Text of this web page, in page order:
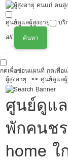
ศูนย์ดูแลผู้สูงอายุ บริ
all
ค้นหา
กดเพื่อซ่อนแผนที่ กดเพื่อ
ผู้สูงอายุ
ศูนย์ดูแลผู้
ศูนย์ดูแ
พักคนช
home